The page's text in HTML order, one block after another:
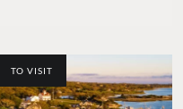
TO VISIT